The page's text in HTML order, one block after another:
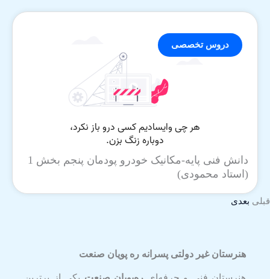
دانش فنی پایه-مکانیک خودرو پودمان پنجم بخش 1
(استاد محمودی)
دروس تخصصی
قبلی بعدی
هنرستان غیر دولتی پسرانه ره پویان صنعت